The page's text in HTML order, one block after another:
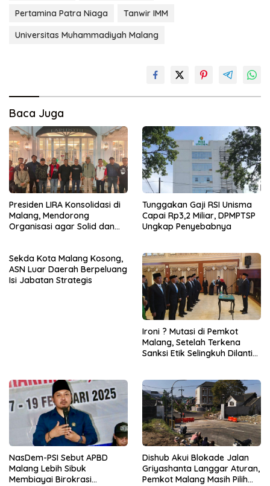
Pertamina Patra Niaga
Tanwir IMM
Universitas Muhammadiyah Malang
Baca Juga
Presiden LIRA Konsolidasi di
Malang, Mendorong
Organisasi agar Solid dan
Tunggakan Gaji RSI Unisma
Capai Rp3,2 Miliar, DPMPTSP
Ungkap Penyebabnya
Sekda Kota Malang Kosong,
ASN Luar Daerah Berpeluang
Isi Jabatan Strategis
Ironi ? Mutasi di Pemkot
Malang, Setelah Terkena
Sanksi Etik Selingkuh Dilantik,
NasDem-PSI Sebut APBD
Malang Lebih Sibuk
Membiayai Birokrasi
Dishub Akui Blokade Jalan
Griyashanta Langgar Aturan,
Pemkot Malang Masih Pilih